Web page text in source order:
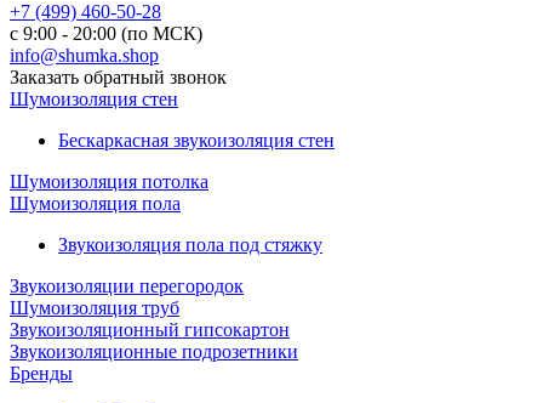
+7 (499) 460-50-28
с 9:00 - 20:00 (по МСК)
info@shumka.shop
Заказать обратный звонок
Шумоизоляция стен
Бескаркасная звукоизоляция стен
Шумоизоляция потолка
Шумоизоляция пола
Звукоизоляция пола под стяжку
Звукоизоляции перегородок
Шумоизоляция труб
Звукоизоляционный гипсокартон
Звукоизоляционные подрозетники
Бренды